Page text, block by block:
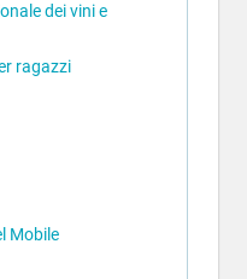
dei vini e
ragazzi
Mobile